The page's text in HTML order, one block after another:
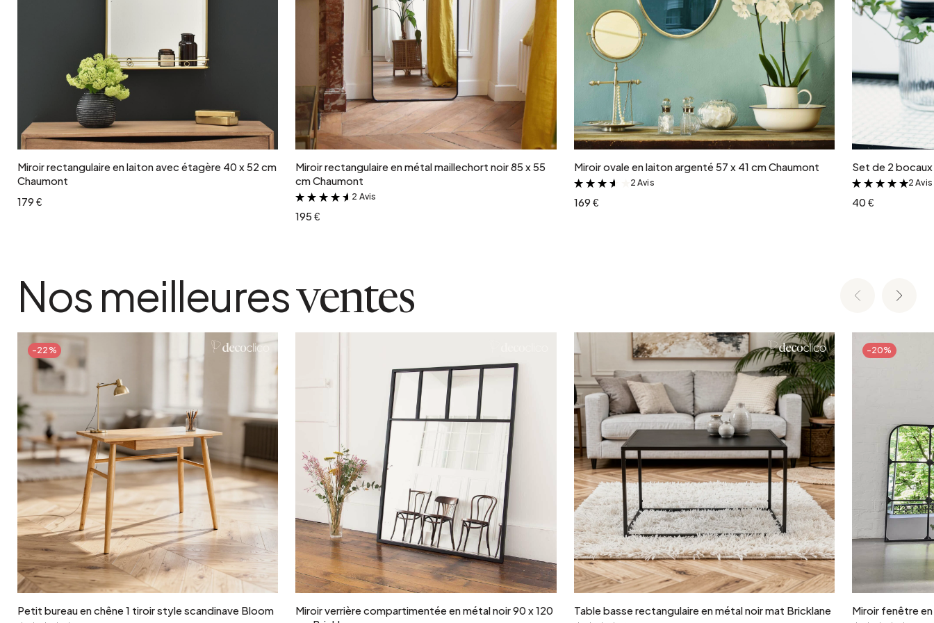
Ajouter au panier
Miroir rectangulaire en laiton avec étagère 40 x 52 cm
Chaumont
179 €
Ajouter au panier
Miroir rectangulaire en métal maillechort noir 85 x 55
cm Chaumont
&
2 Avis
195 €
Ajouter au panier
Miroir ovale en laiton argenté 57 x 41 cm Chaumont
&
2 Avis
169 €
Set de 2
&
2 Avis
40 €
Nos meilleuresventes
-22%
Ajouter au panier
Petit bureau en chêne 1 tiroir style scandinave Bloom
Ajouter au panier
Miroir verrière compartimentée en métal noir 90 x 120
Ajouter au panier
Table basse rectangulaire en métal noir mat Bricklane
-20%
Miroir fenêtre